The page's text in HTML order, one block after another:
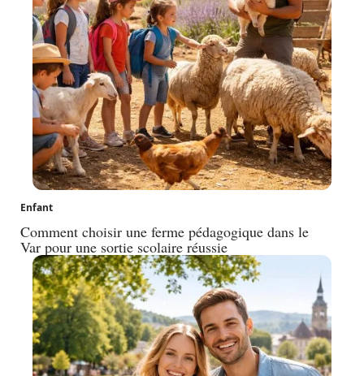
Enfant
Comment choisir une ferme pédagogique dans le
Var pour une sortie scolaire réussie